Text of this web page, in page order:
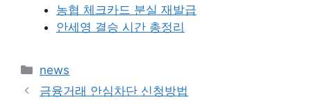
농협 체크카드 분실 재발급
안세영 결승 시간 총정리
카
테
news
금융거래 안심차단 신청방법